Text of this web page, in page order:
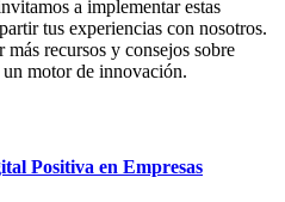
a implementar estas
tus experiencias con nosotros.
más recursos y consejos sobre
motor de innovación.
Positiva en Empresas